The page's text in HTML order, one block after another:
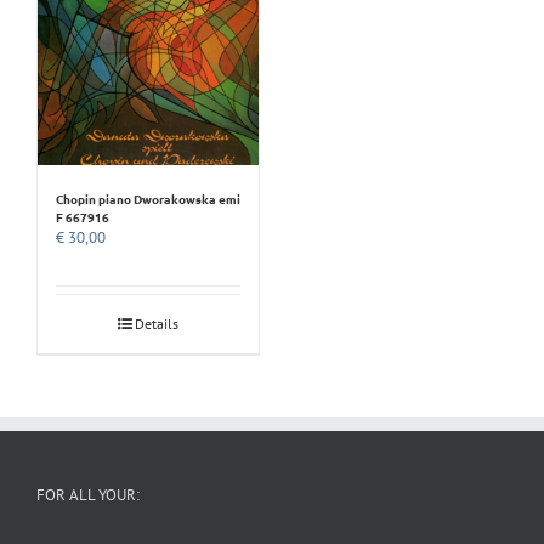
Chopin piano Dworakowska emi
F 667916
€ 30,00
Details
FOR ALL YOUR: